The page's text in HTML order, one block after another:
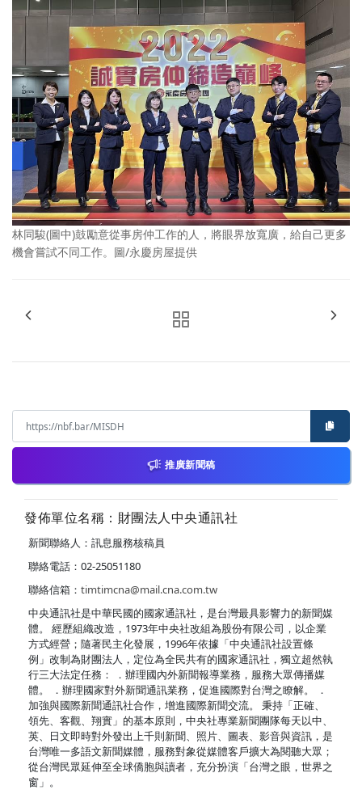
林同駿(圖中)鼓勵意從事房仲工作的人，將眼界放寬廣，給自己更多
機會嘗試不同工作。圖/永慶房屋提供
推廣新聞稿
發佈單位名稱：財團法人中央通訊社
新聞聯絡人：訊息服務核稿員
聯絡電話：02-25051180
聯絡信箱： timtimcna@mail.cna.com.tw
中央通訊社是中華民國的國家通訊社，是台灣最具影響力的新聞媒
體。 經歷組織改造，1973年中央社改組為股份有限公司，以企業
方式經營；隨著民主化發展，1996年依據「中央通訊社設置條
例」改制為財團法人，定位為全民共有的國家通訊社，獨立超然執
行三大法定任務： ．辦理國內外新聞報導業務，服務大眾傳播媒
體。 ．辦理國家對外新聞通訊業務，促進國際對台灣之瞭解。 ．
加強與國際新聞通訊社合作，增進國際新聞交流。 秉持「正確、
領先、客觀、翔實」的基本原則，中央社專業新聞團隊每天以中、
英、日文即時對外發出上千則新聞、照片、圖表、影音與資訊，是
台灣唯一多語文新聞媒體，服務對象從媒體客戶擴大為閱聽大眾；
從台灣民眾延伸至全球僑胞與讀者，充分扮演「台灣之眼，世界之
窗」。